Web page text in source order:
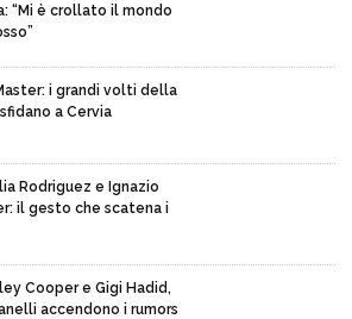
“Mi è crollato il mondo
i grandi volti della
a Cervia
Rodriguez e Ignazio
il gesto che scatena i
Cooper e Gigi Hadid,
accendono i rumors